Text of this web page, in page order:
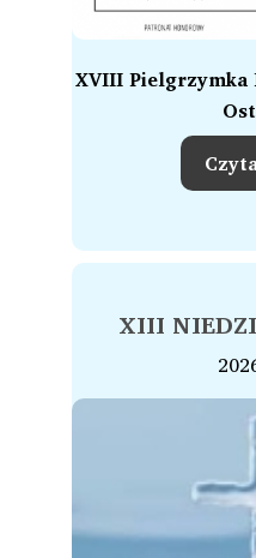
XVIII Pielgrzymka
XIII